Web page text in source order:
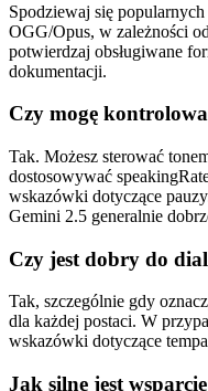
Spodziewaj się
OGG/Opus, w zależności
potwierdzaj obsługiwane
dokumentacji.
Czy mogę
Tak. Możesz sterować
dostosowywać
wskazówki dotyczące
Gemini 2.5 generalnie
Czy jest dobry do
Tak, szczególnie gdy
dla każdej postaci. W
wskazówki dotyczące
Jak silne jest